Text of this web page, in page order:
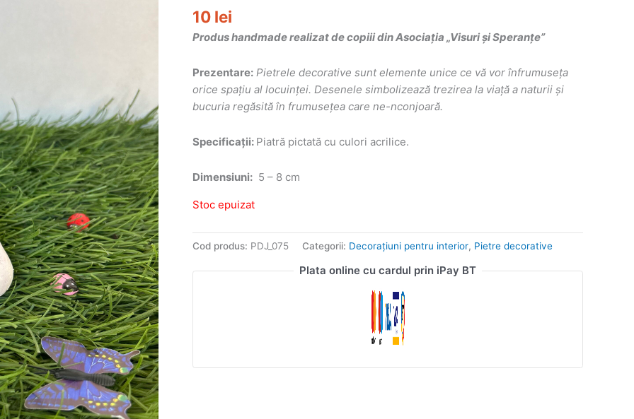
10 lei
Produs handmade realizat de copiii din Asociația „Visuri și Speranțe”
Prezentare: Pietrele decorative sunt elemente unice ce vă vor înfrumuseța
orice spațiu al locuinței. Desenele simbolizează trezirea la viață a naturii și
bucuria regăsită în frumusețea care ne-nconjoară.
Specificații: Piatră pictată cu culori acrilice.
Dimensiuni: 5 – 8 cm
Stoc epuizat
Cod produs: PDJ_075 Categorii: Decorațiuni pentru interior, Pietre decorative
Plata online cu cardul prin iPay BT